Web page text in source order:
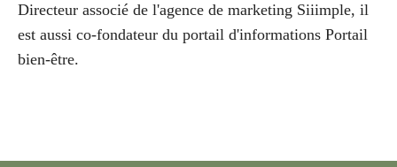
Directeur associé de l'agence de marketing Siiimple, il
est aussi co-fondateur du portail d'informations Portail
bien-être.